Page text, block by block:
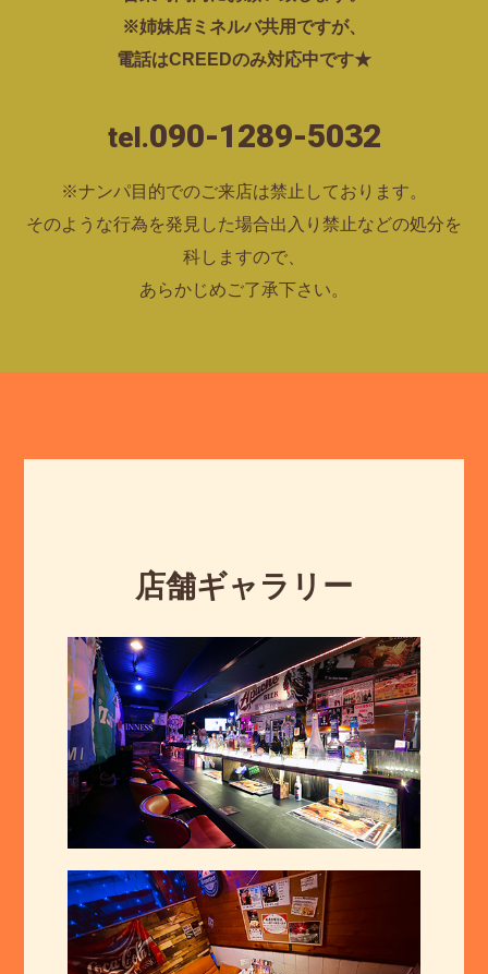
※姉妹店ミネルバ共用ですが、
電話はCREEDのみ対応中です★
tel.090-1289-5032
※ナンパ目的でのご来店は禁止しております。
そのような行為を発見した場合出入り禁止などの処分を
科しますので、
あらかじめご了承下さい。
店舗ギャラリー